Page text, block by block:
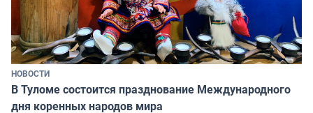
НОВОСТИ
В Туломе состоится празднование Международного
дня коренных народов мира